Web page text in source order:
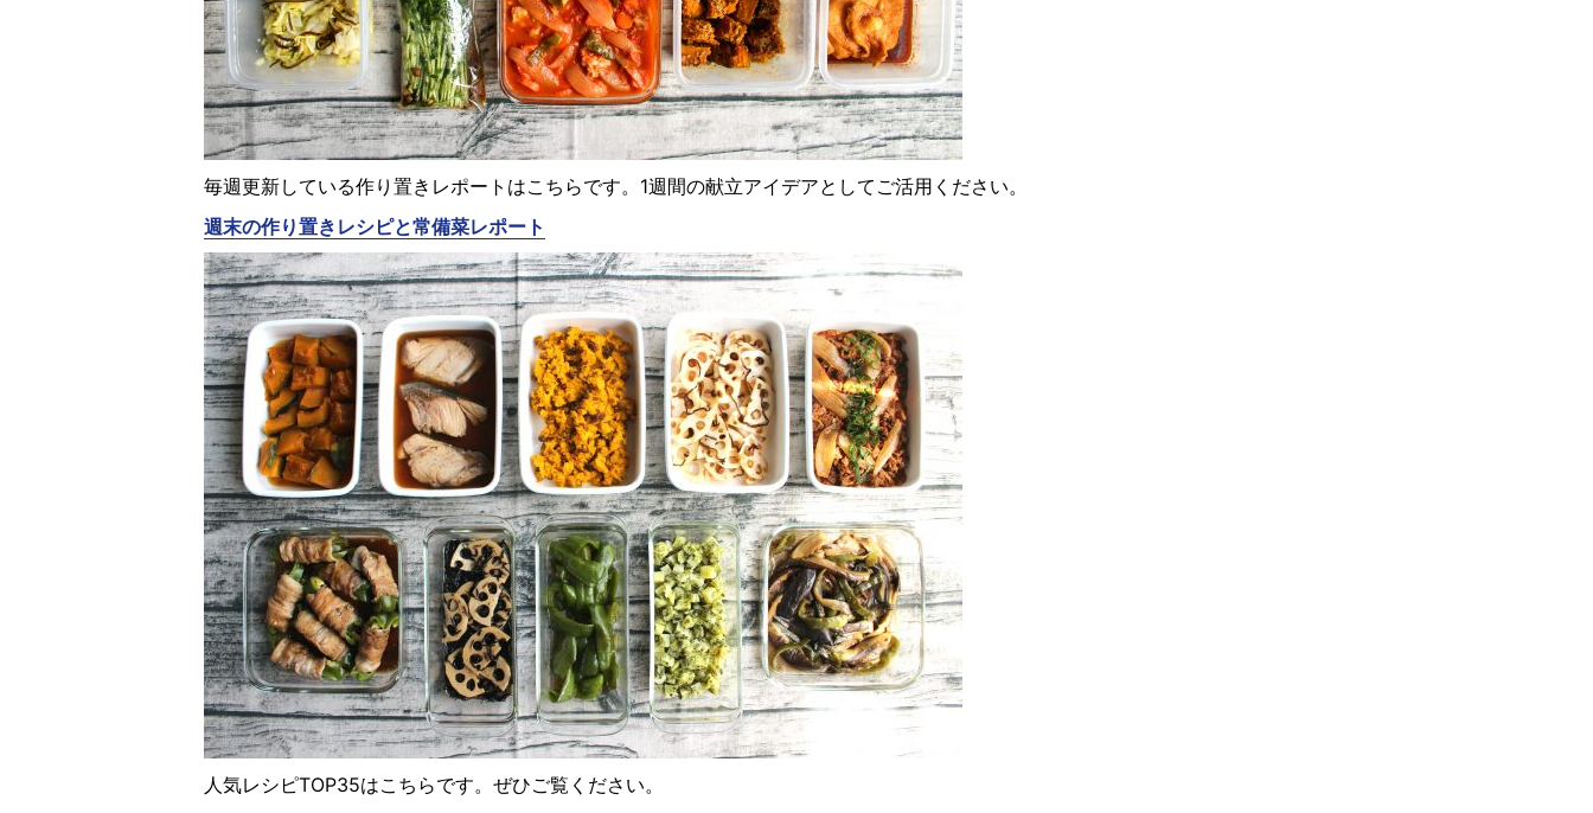
毎週更新している作り置きレポートはこちらです。1週間の献立アイデアとしてご活用ください。
週末の作り置きレシピと常備菜レポート
人気レシピTOP35はこちらです。ぜひご覧ください。